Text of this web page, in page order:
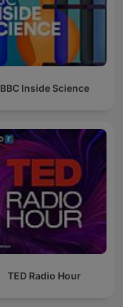
BBC Inside Science
TED Radio Hour